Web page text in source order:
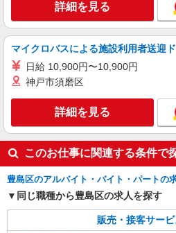
詳細を見る
マイクロバスによる施設利用者送迎
日給 10,900円〜10,900円
神戸市須磨区
詳細を見る
このお仕事に関連する条件で
豊島区のアルバイト・バイト・パートの
同じ職種から豊島区の求人を探す
販売・接客サー